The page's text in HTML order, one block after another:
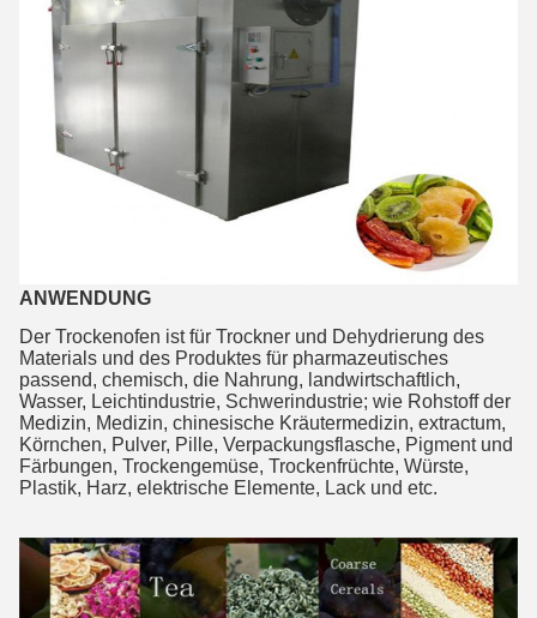
ANWENDUNG
Der Trockenofen ist für Trockner und Dehydrierung des
Materials und des Produktes für pharmazeutisches
passend, chemisch, die Nahrung, landwirtschaftlich,
Wasser, Leichtindustrie, Schwerindustrie; wie Rohstoff der
Medizin, Medizin, chinesische Kräutermedizin, extractum,
Körnchen, Pulver, Pille, Verpackungsflasche, Pigment und
Färbungen, Trockengemüse, Trockenfrüchte, Würste,
Plastik, Harz, elektrische Elemente, Lack und etc.